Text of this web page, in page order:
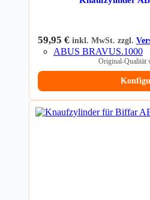
59,95 € inkl. MwSt. zzgl.
ABUS BRAVUS.1000
Original-Qualität